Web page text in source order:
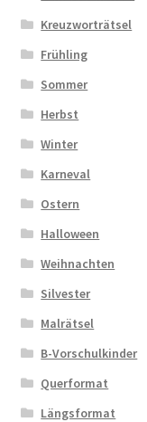
Kreuzworträtsel
Frühling
Sommer
Herbst
Winter
Karneval
Ostern
Halloween
Weihnachten
Silvester
Malrätsel
B-Vorschulkinder
Querformat
Längsformat